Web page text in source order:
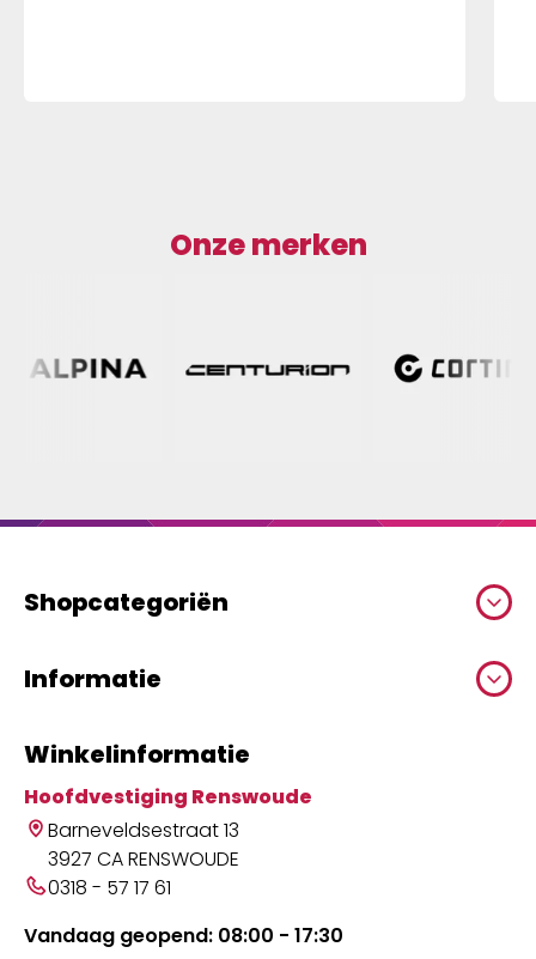
Onze merken
Shopcategoriën
Informatie
Winkelinformatie
Hoofdvestiging Renswoude
Barneveldsestraat 13
3927 CA RENSWOUDE
0318 - 57 17 61
Vandaag geopend: 08:00 - 17:30